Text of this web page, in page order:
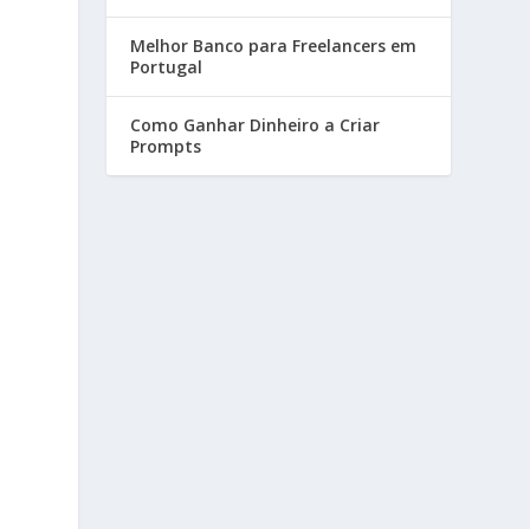
Melhor Banco para Freelancers em
Portugal
Como Ganhar Dinheiro a Criar
Prompts